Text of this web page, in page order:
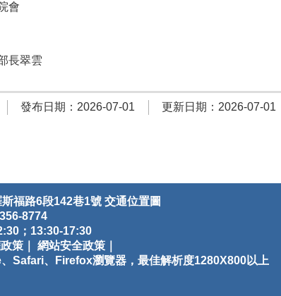
會
長翠雲
發布日期：2026-07-01 更新日期：2026-07-01
福路6段142巷1號 交通位置圖
8774
；13:30-17:30
策｜
網站安全政策｜
Safari、Firefox瀏覽器，最佳解析度1280X800以上